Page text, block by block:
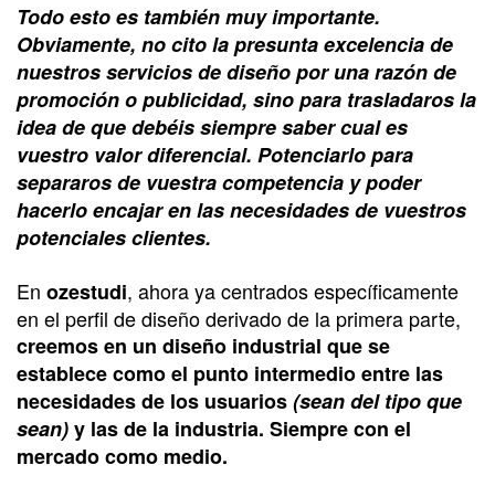
Todo esto es también muy importante.
Obviamente, no cito la presunta excelencia de
nuestros servicios de diseño por una razón de
promoción o publicidad, sino para trasladaros la
idea de que debéis siempre saber cual es
vuestro valor diferencial. Potenciarlo para
separaros de vuestra competencia y poder
hacerlo encajar en las necesidades de vuestros
potenciales clientes.
En ozestudi, ahora ya centrados específicamente
en el perfil de diseño derivado de la primera parte,
creemos en un diseño industrial que se
establece como el punto intermedio entre las
necesidades de los usuarios(sean del tipo que
sean)y las de la industria. Siempre con el
mercado como medio.